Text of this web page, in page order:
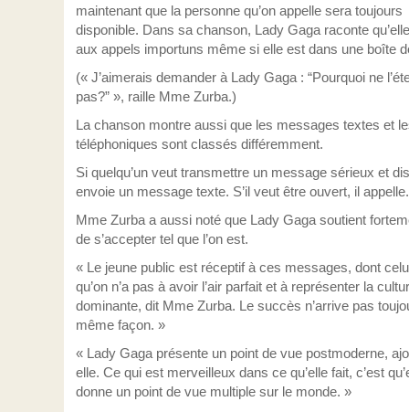
maintenant que la personne qu’on appelle sera toujours
disponible. Dans sa chanson, Lady Gaga raconte
aux appels importuns même si elle est dans une boîte
(« J’aimerais demander à Lady Gaga : “Pourquoi ne
pas?” », raille Mme Zurba.)
La chanson montre aussi que les messages textes et
téléphoniques sont classés différemment.
Si quelqu’un veut transmettre un message sérieux et
envoie un message texte. S’il veut être ouvert, il appelle.
Mme Zurba a aussi noté que Lady Gaga soutient
de s’accepter tel que l’on est.
« Le jeune public est réceptif à ces messages, dont
qu’on n’a pas à avoir l’air parfait et à représenter la
dominante, dit Mme Zurba. Le succès n’arrive pas
même façon. »
« Lady Gaga présente un point de vue postmoderne,
elle. Ce qui est merveilleux dans ce qu’elle fait, c’est
donne un point de vue multiple sur le monde. »